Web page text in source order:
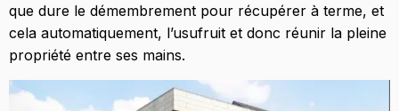
que dure le démembrement pour récupérer à terme, et
cela automatiquement, l’usufruit et donc réunir la pleine
propriété entre ses mains.